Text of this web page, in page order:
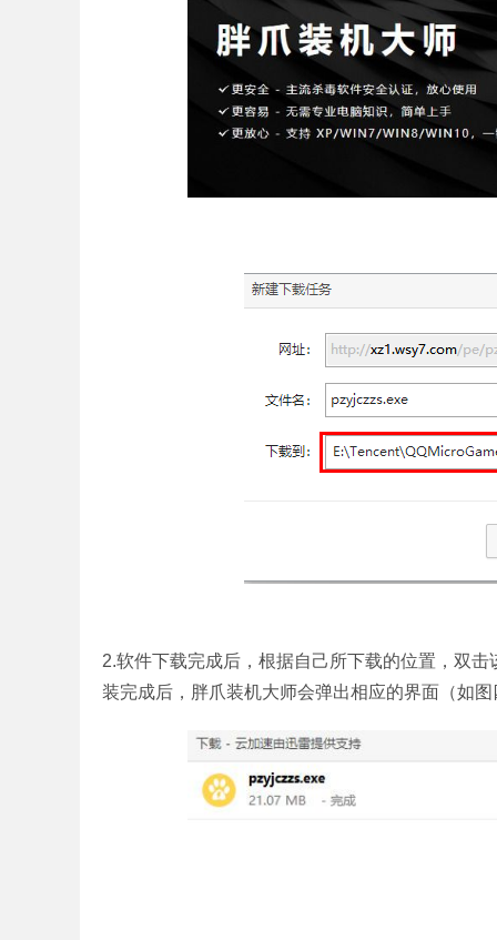
2.软件下载完成后，根据自己所下载的位置，双击
装完成后，胖爪装机大师会弹出相应的界面（如图